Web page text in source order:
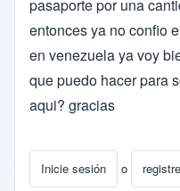
pasaporte por una
entonces ya no confio
en venezuela ya voy
que puedo hacer para
aqui? gracias
Inicie sesión o